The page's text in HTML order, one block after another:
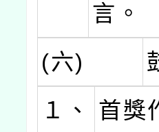
言。
(六)
１、
首獎